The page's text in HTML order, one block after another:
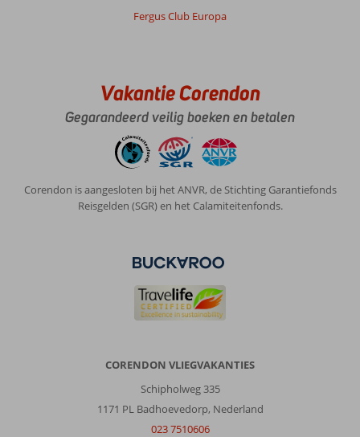
Fergus Club Europa
Vakantie Corendon
Gegarandeerd veilig boeken en betalen
Corendon is aangesloten bij het ANVR, de Stichting Garantiefonds
Reisgelden (SGR) en het Calamiteitenfonds.
CORENDON VLIEGVAKANTIES
Schipholweg 335
1171 PL Badhoevedorp, Nederland
023 7510606